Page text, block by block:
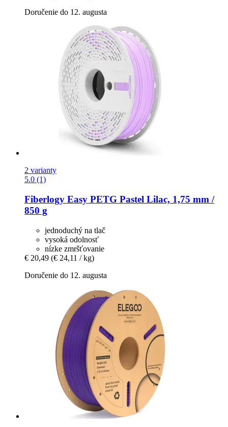
Doručenie do 12. augusta
2 varianty
5.0 (1)
Fiberlogy Easy PETG Pastel Lilac, 1,75 mm /
850 g
jednoduchý na tlač
vysoká odolnosť
nízke zmršťovanie
€ 20,49 (€ 24,11 / kg)
Doručenie do 12. augusta